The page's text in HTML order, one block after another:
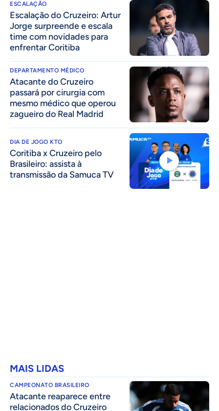
ESCALAÇÃO
Escalação do Cruzeiro: Artur
Jorge surpreende e escala
time com novidades para
enfrentar Coritiba
DEPARTAMENTO MÉDICO
Atacante do Cruzeiro
passará por cirurgia com
mesmo médico que operou
zagueiro do Real Madrid
DIA DE JOGO KTO
Coritiba x Cruzeiro pelo
Brasileiro: assista à
transmissão da Samuca TV
MAIS LIDAS
CAMPEONATO BRASILEIRO
Atacante reaparece entre
relacionados do Cruzeiro